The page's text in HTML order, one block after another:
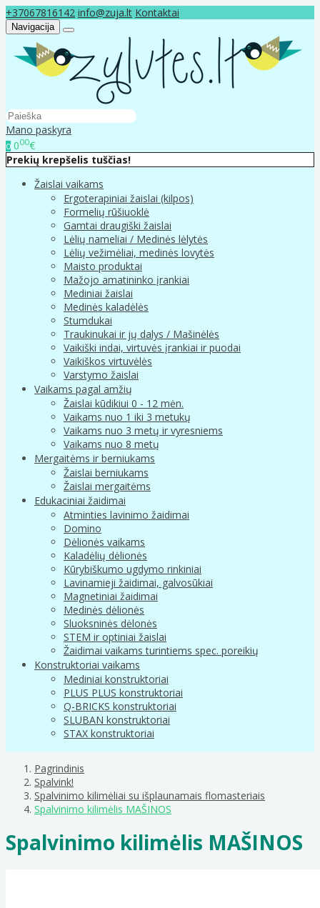
+37067816142 info@zuja.lt Kontaktai
Navigacija
Mano paskyra
0 000€
Prekių krepšelis tuščias!
Žaislai vaikams
Ergoterapiniai žaislai (kilpos)
Formelių rūšiuoklė
Gamtai draugiški žaislai
Lėlių nameliai / Medinės lėlytės
Lėlių vežimėliai, medinės lovytės
Maisto produktai
Mažojo amatininko įrankiai
Mediniai žaislai
Medinės kaladėlės
Stumdukai
Traukinukai ir jų dalys / Mašinėlės
Vaikiški indai, virtuvės įrankiai ir puodai
Vaikiškos virtuvėlės
Varstymo žaislai
Vaikams pagal amžių
Žaislai kūdikiui 0 - 12 mėn.
Vaikams nuo 1 iki 3 metukų
Vaikams nuo 3 metų ir vyresniems
Vaikams nuo 8 metų
Mergaitėms ir berniukams
Žaislai berniukams
Žaislai mergaitėms
Edukaciniai žaidimai
Atminties lavinimo žaidimai
Domino
Dėlionės vaikams
Kaladėlių dėlionės
Kūrybiškumo ugdymo rinkiniai
Lavinamieji žaidimai, galvosūkiai
Magnetiniai žaidimai
Medinės dėlionės
Sluoksninės dėlonės
STEM ir optiniai žaislai
Žaidimai vaikams turintiems spec. poreikių
Konstruktoriai vaikams
Mediniai konstruktoriai
PLUS PLUS konstruktoriai
Q-BRICKS konstruktoriai
SLUBAN konstruktoriai
STAX konstruktoriai
Pagrindinis
Spalvink!
Spalvinimo kilimėliai su išplaunamais flomasteriais
Spalvinimo kilimėlis MAŠINOS
Spalvinimo kilimėlis MAŠINOS